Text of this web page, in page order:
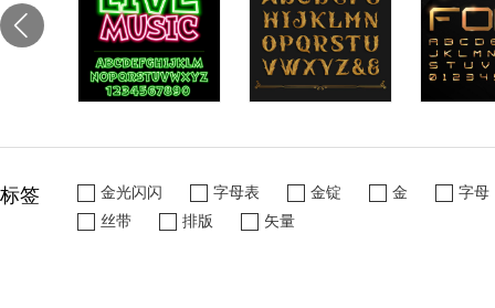
标签 金光闪闪 字母表 金锭 金
字母
丝带
排版 矢量